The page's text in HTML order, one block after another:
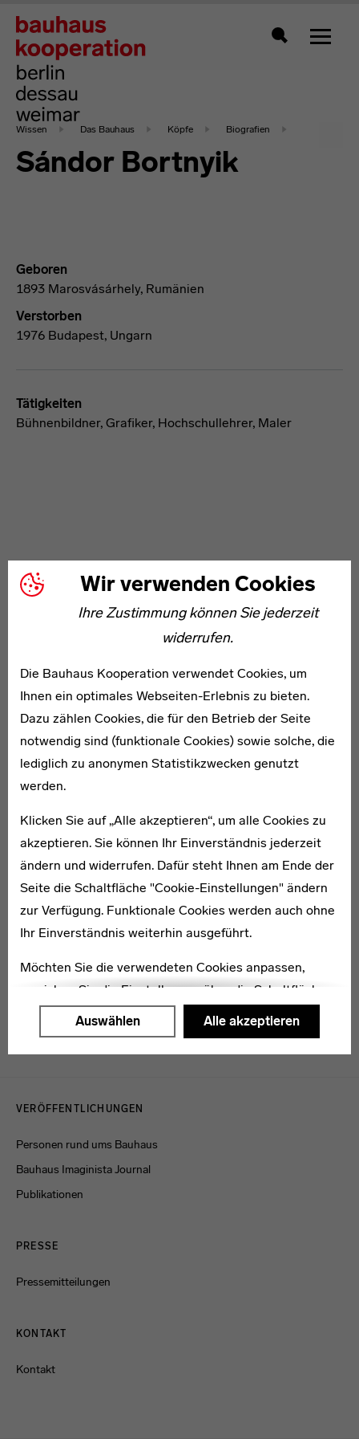
Wir verwenden Cookies
Ihre Zustimmung können Sie jederzeit
widerrufen.
Die Bauhaus Kooperation verwendet Cookies, um
Ihnen ein optimales Webseiten-Erlebnis zu bieten.
Dazu zählen Cookies, die für den Betrieb der Seite
notwendig sind (funktionale Cookies) sowie solche, die
lediglich zu anonymen Statistikzwecken genutzt
werden.
Klicken Sie auf „Alle akzeptieren“, um alle Cookies zu
akzeptieren. Sie können Ihr Einverständnis jederzeit
ändern und widerrufen. Dafür steht Ihnen am Ende der
Seite die Schaltfläche "Cookie-Einstellungen" ändern
zur Verfügung. Funktionale Cookies werden auch ohne
Ihr Einverständnis weiterhin ausgeführt.
Möchten Sie die verwendeten Cookies anpassen,
erreichen Sie die Einstellungen über die Schaltfläche
"Auswählen".
Auswählen Alle akzeptieren
Zeigt
Wissen Das Bauhaus Köpfe Biografien
Sándor Bortnyik
Geboren
1893 Marosvásárhely, Rumänien
Verstorben
1976 Budapest, Ungarn
Tätigkeiten
Bühnenbildner, Grafiker, Hochschullehrer, Maler
Virginia Bredendieck
Walther Heller
* 1899
Hans Jaenisch
1907–1989
VERÖFFENTLICHUNGEN
Personen rund ums Bauhaus
Bauhaus Imaginista Journal
Publikationen
PRESSE
Pressemitteilungen
KONTAKT
Kontakt